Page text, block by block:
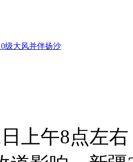
级大风并伴扬沙
自家小狗
痛斥脱鞋乘客全过程
午8点左右